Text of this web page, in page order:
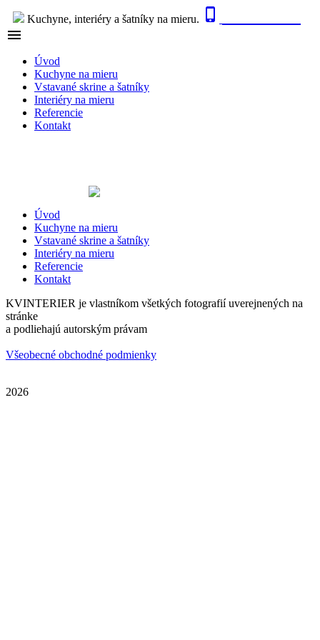
Kuchyne, interiéry a šatníky na mieru. 

Úvod
Kuchyne na mieru
Vstavané skrine a šatníky
Interiéry na mieru
Referencie
Kontakt
Úvod
Kuchyne na mieru
Vstavané skrine a šatníky
Interiéry na mieru
Referencie
Kontakt
KVINTERIER je vlastníkom všetkých fotografií uverejnených na
stránke
a podliehajú autorským právam
Všeobecné obchodné podmienky
2026